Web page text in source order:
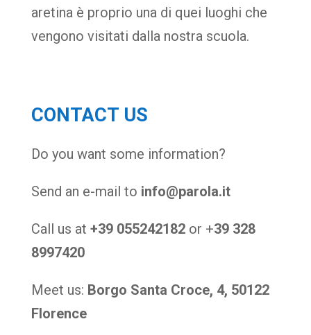
aretina è proprio una di quei luoghi che
vengono visitati dalla nostra scuola.
CONTACT US
Do you want some information?
Send an e-mail to info@parola.it
Call us at +39 055242182or +39 328
8997420
Meet us: Borgo Santa Croce, 4, 50122
Florence